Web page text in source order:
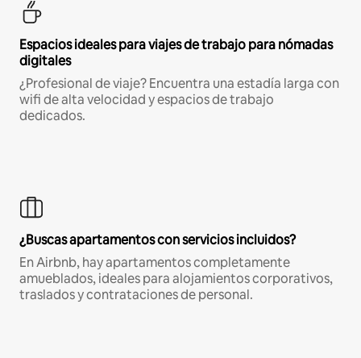
Espacios ideales para viajes de trabajo para nómadas
digitales
¿Profesional de viaje? Encuentra una estadía larga con
wifi de alta velocidad y espacios de trabajo
dedicados.
¿Buscas apartamentos con servicios incluidos?
En Airbnb, hay apartamentos completamente
amueblados, ideales para alojamientos corporativos,
traslados y contrataciones de personal.